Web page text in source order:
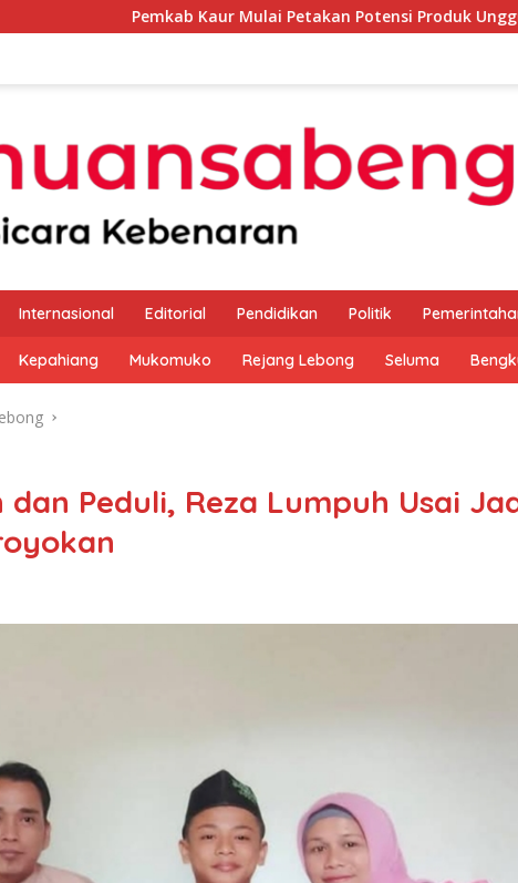
Pemkab Kaur Mulai Petakan Potensi Produk Unggulan UMKM
Internasional Editorial Pendidikan Politik
Kepahiang Mukomuko Rejang Lebong Seluma
dan Peduli, Reza Lumpuh Usai